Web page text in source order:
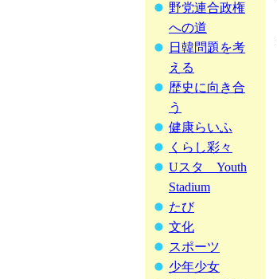
野党連合政権
への道
日韓問題を考
える
歴史に向き合
う
健康らいふ
くらし彩々
Uスタ Youth
Stadium
たび
文化
スポーツ
少年少女